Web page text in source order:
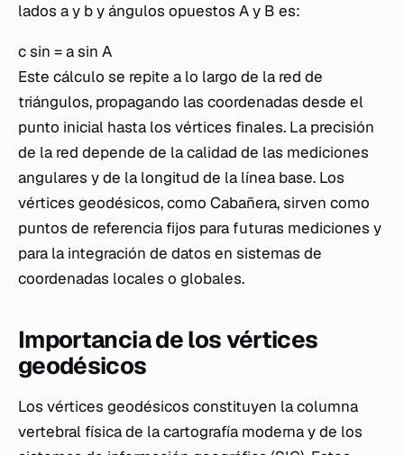
lados a y b y ángulos opuestos A y B es:
c sin = a sin A
Este cálculo se repite a lo largo de la red de
triángulos, propagando las coordenadas desde el
punto inicial hasta los vértices finales. La precisión
de la red depende de la calidad de las mediciones
angulares y de la longitud de la línea base. Los
vértices geodésicos, como Cabañera, sirven como
puntos de referencia fijos para futuras mediciones y
para la integración de datos en sistemas de
coordenadas locales o globales.
Importancia de los vértices
geodésicos
Los vértices geodésicos constituyen la columna
vertebral física de la cartografía moderna y de los